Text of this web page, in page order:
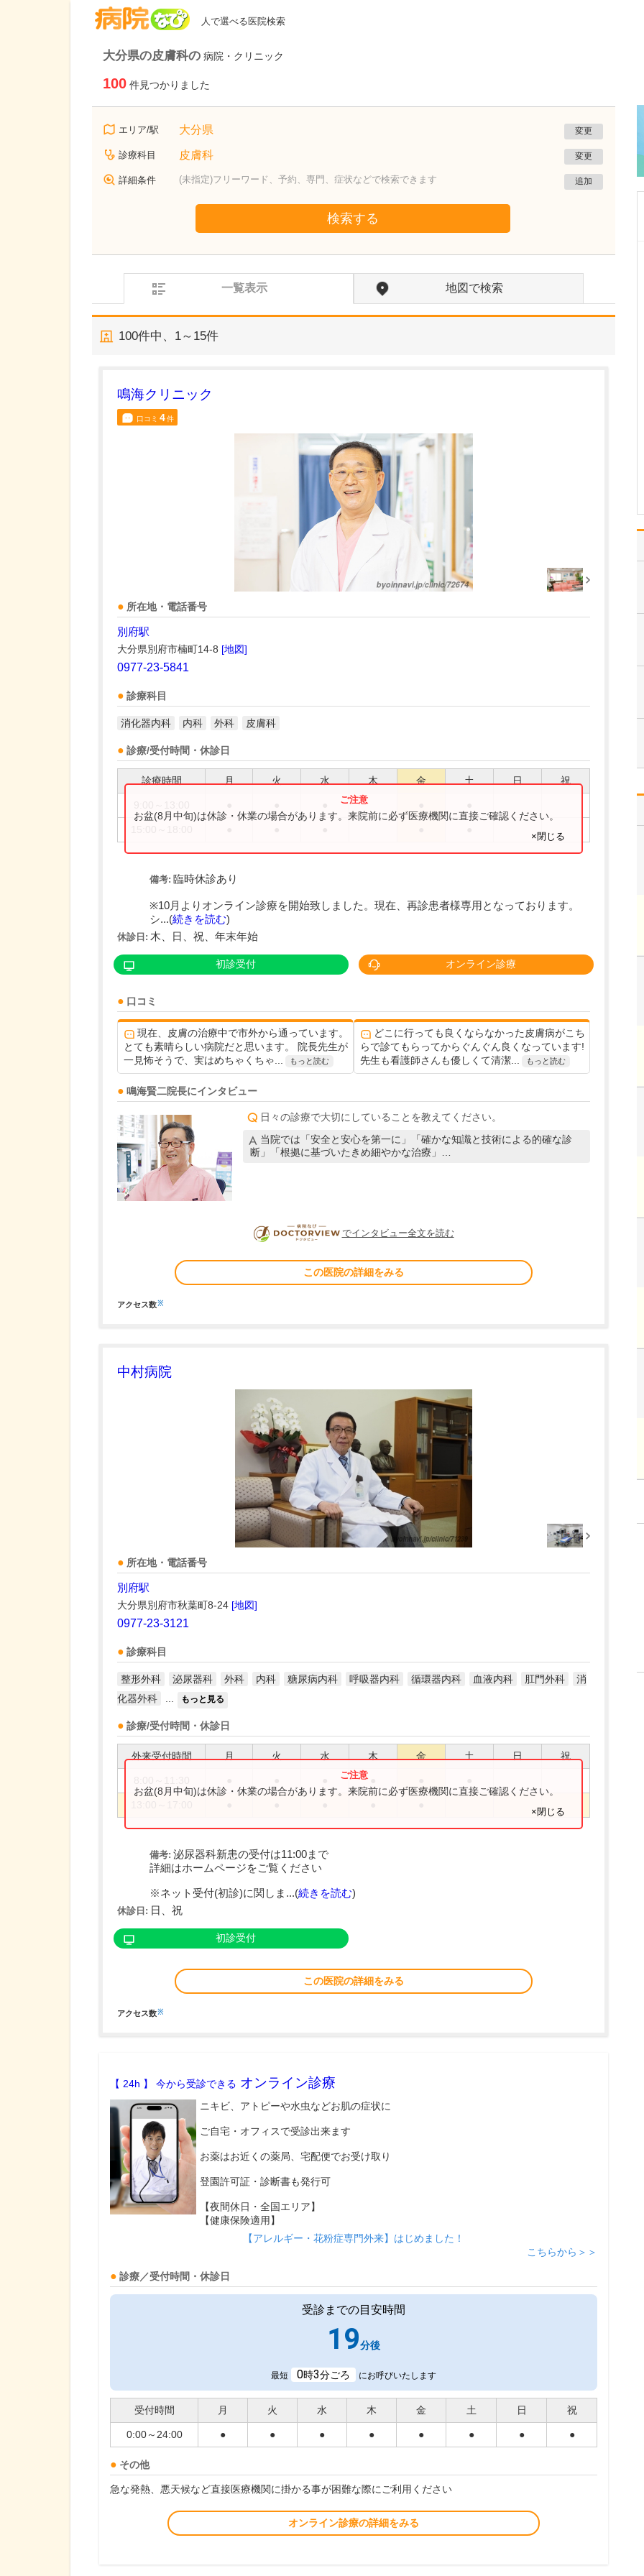
人で選べる医院検索
大分県の皮膚科の 病院・クリニック
100 件見つかりました
エリア/駅 大分県 変更
診療科目 皮膚科 変更
詳細条件 (未指定)フリーワード、予約、専門、症状などで検索できます 追加
検索する
一覧表示 地図で検索
100件中、 1～15件
鳴海クリニック
口コミ 4件
所在地・電話番号
別府駅
大分県別府市楠町14-8 [地図]
0977-23-5841
診療科目
消化器内科 内科 外科 皮膚科
診療/受付時間・休診日
診療時間 月 火 水 木 金 土 日 祝
お盆(8月中旬)は休診・休業の場合があります。来院前に必ず医療機関に直接ご確認ください。
×閉じる
備考: 臨時休診あり
※10月よりオンライン診療を開始致しました。現在、再診患者様専用となっております。
シ...(続きを読む)
休診日: 木、日、祝、年末年始
初診受付 オンライン診療
口コミ
現在、皮膚の治療中で市外から通っています。
とても素晴らしい病院だと思います。 院長先生が
一見怖そうで、実はめちゃくちゃ...
もっと読む
どこに行っても良くならなかった皮膚病がこち
らで診てもらってからぐんぐん良くなっています!
先生も看護師さんも優しくて清潔...
もっと読む
鳴海賢二院長にインタビュー
日々の診療で大切にしていることを教えてください。
当院では「安全と安心を第一に」「確かな知識と技術による的確な診
断」「根拠に基づいたきめ細やかな治療」…
DOCTORVIEW
でインタビュー全文を読む
この医院の詳細をみる
アクセス数※
中村病院
所在地・電話番号
別府駅
大分県別府市秋葉町8-24 [地図]
0977-23-3121
診療科目
整形外科 泌尿器科 外科 内科 糖尿病内科 呼吸器内科 循環器内科 血液内科 肛門外科
消
化器外科
もっと見る
診療/受付時間・休診日
外来受付時間 月 火 水 木 金 土 日 祝
お盆(8月中旬)は休診・休業の場合があります。来院前に必ず医療機関に直接ご確認ください。
×閉じる
備考: 泌尿器科新患の受付は11:00まで
詳細はホームページをご覧ください
※ネット受付(初診)に関しま...(続きを読む)
休診日: 日、祝
初診受付
この医院の詳細をみる
アクセス数※
【 24h 】 今から受診できる オンライン診療
ニキビ、アトピーや水虫などお肌の症状に
ご自宅・オフィスで受診出来ます
お薬はお近くの薬局、宅配便でお受け取り
登園許可証・診断書も発行可
【夜間休日・全国エリア】
【健康保険適用】
【アレルギー・花粉症専門外来】はじめました！
こちらから＞＞
診療／受付時間・休診日
受診までの目安時間
19分後
最短 0時3分ごろ にお呼びいたします
受付時間 月 火 水 木 金 土 日 祝
0:00～24:00 ● ● ● ● ● ● ● ●
その他
急な発熱、悪天候など直接医療機関に掛かる事が困難な際にご利用ください
オンライン診療の詳細をみる
大分県別府市
鳴海クリニック
鳴海 賢二院長
大切にしています。これ
らを常に意識し、日々
の…